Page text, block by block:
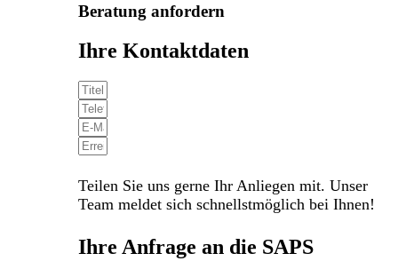
Beratung anfordern
Ihre Kontaktdaten
Teilen Sie uns gerne Ihr Anliegen mit. Unser
Team meldet sich schnellstmöglich bei Ihnen!
Ihre Anfrage an die SAPS